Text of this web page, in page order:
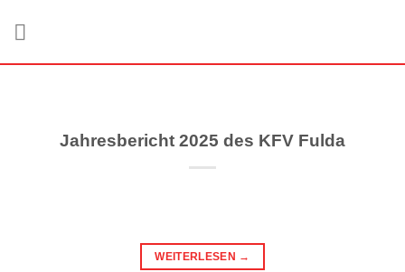
Jahresbericht 2025 des KFV Fulda
WEITERLESEN →